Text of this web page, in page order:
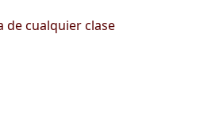
de cualquier clase